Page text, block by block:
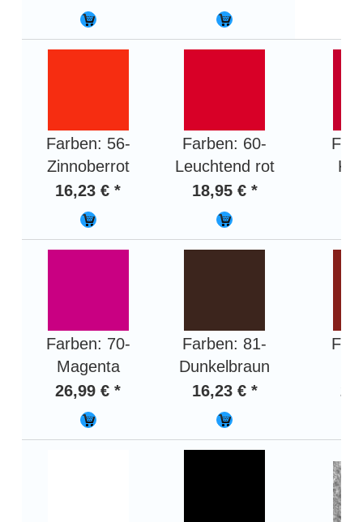
Farben: 56-
Zinnoberrot
16,23 € *
Farben: 60-
Leuchtend rot
18,95 € *
Farben: 70-
Magenta
26,99 € *
Farben: 81-
Dunkelbraun
16,23 € *